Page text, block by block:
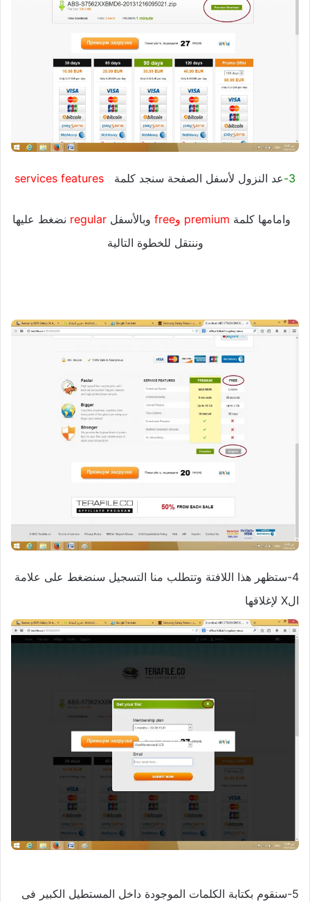
3- عد النزول لأسفل الصفحة سنجد كلمة services features
وامامها كلمة premium وfree وبالأسفل regular نضغط عليها
وننتقل للخطوة التالية
4-ستظهر هذا اللافتة وتتطلب منا التسجيل سنضغط على علامة
الX لإغلاقها
5-سنقوم بكتابة الكلمات الموجودة داخل المستطيل الكبير فى